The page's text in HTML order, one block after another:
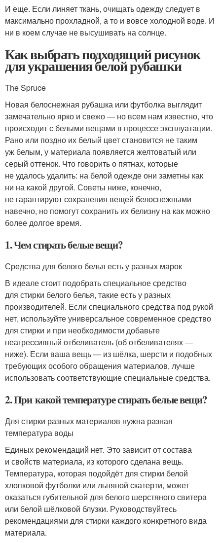
И еще. Если линяет ткань, очищать одежду следует в
максимально прохладной, а то и вовсе холодной воде. И
ни в коем случае не высушивать на солнце.
Как выбрать подходящий рисунок
для украшения белой рубашки
The Spruce
Новая белоснежная рубашка или футболка выглядит
замечательно ярко и свежо — но всем нам известно, что
происходит с белыми вещами в процессе эксплуатации.
Рано или поздно их белый цвет становится не таким
уж белым, у материала появляется желтоватый или
серый оттенок. Что говорить о пятнах, которые
не удалось удалить: на белой одежде они заметны как
ни на какой другой. Советы ниже, конечно,
не гарантируют сохранения вещей белоснежными
навечно, но помогут сохранить их белизну на как можно
более долгое время.
1. Чем стирать белые вещи?
Средства для белого белья есть у разных марок
В идеале стоит подобрать специальное средство
для стирки белого белья, такие есть у разных
производителей. Если специального средства под рукой
нет, используйте универсальное современное средство
для стирки и при необходимости добавьте
неагрессивный отбеливатель (об отбеливателях —
ниже). Если ваша вещь — из шёлка, шерсти и подобных
требующих особого обращения материалов, лучше
использовать соответствующие специальные средства.
2. При какой температуре стирать белые вещи?
Для стирки разных материалов нужна разная
температура воды
Единых рекомендаций нет. Это зависит от состава
и свойств материала, из которого сделана вещь.
Температура, которая подойдёт для стирки белой
хлопковой футболки или льняной скатерти, может
оказаться губительной для белого шерстяного свитера
или белой шёлковой блузки. Руководствуйтесь
рекомендациями для стирки каждого конкретного вида
материала.